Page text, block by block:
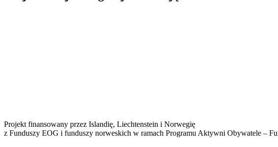
Projekt finansowany przez Islandię, Liechtenstein i Norwegię
z Funduszy EOG i funduszy norweskich w ramach Programu Aktywni Obywatele –